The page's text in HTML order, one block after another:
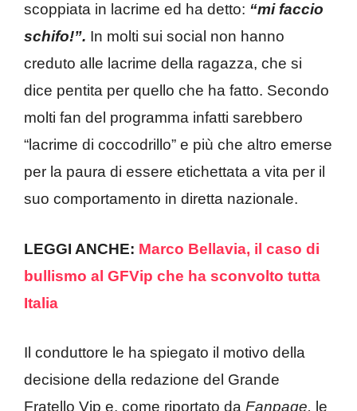
scoppiata in lacrime ed ha detto: “mi faccio
schifo!”. In molti sui social non hanno
creduto alle lacrime della ragazza, che si
dice pentita per quello che ha fatto. Secondo
molti fan del programma infatti sarebbero
“lacrime di coccodrillo” e più che altro emerse
per la paura di essere etichettata a vita per il
suo comportamento in diretta nazionale.
LEGGI ANCHE: Marco Bellavia, il caso di
bullismo al GFVip che ha sconvolto tutta
Italia
Il conduttore le ha spiegato il motivo della
decisione della redazione del Grande
Fratello Vip e, come riportato da Fanpage, le